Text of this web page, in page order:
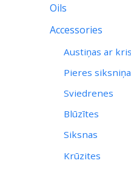
Oils
Accessories
Austiņas ar
Pieres
Sviedrenes
Blūzītes
Siksnas
Krūzites